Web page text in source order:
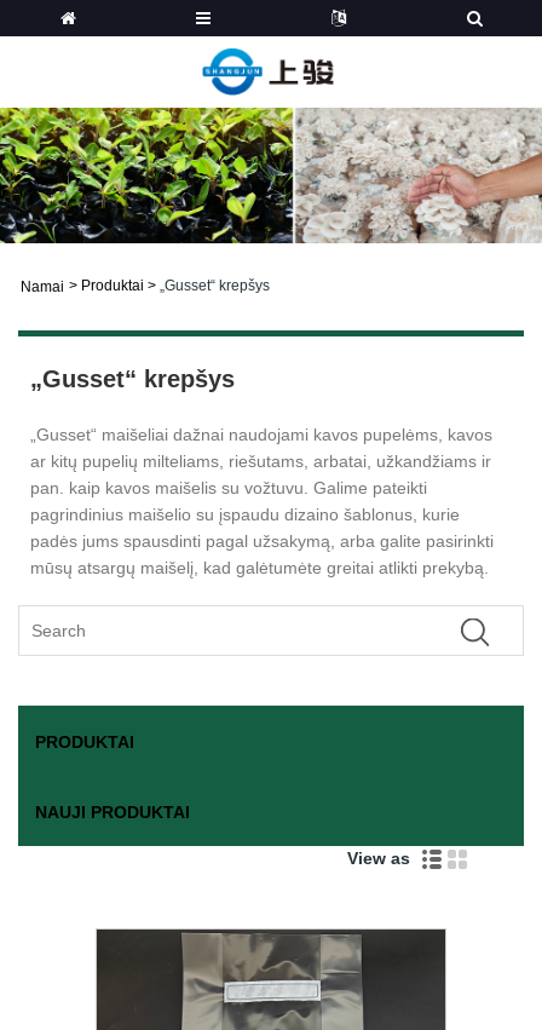
Namai > Produktai > „Gusset“ krepšys
„Gusset“ krepšys
„Gusset“ maišeliai dažnai naudojami kavos pupelėms, kavos
ar kitų pupelių milteliams, riešutams, arbatai, užkandžiams ir
pan. kaip kavos maišelis su vožtuvu. Galime pateikti
pagrindinius maišelio su įspaudu dizaino šablonus, kurie
padės jums spausdinti pagal užsakymą, arba galite pasirinkti
mūsų atsargų maišelį, kad galėtumėte greitai atlikti prekybą.
PRODUKTAI
NAUJI PRODUKTAI
View as